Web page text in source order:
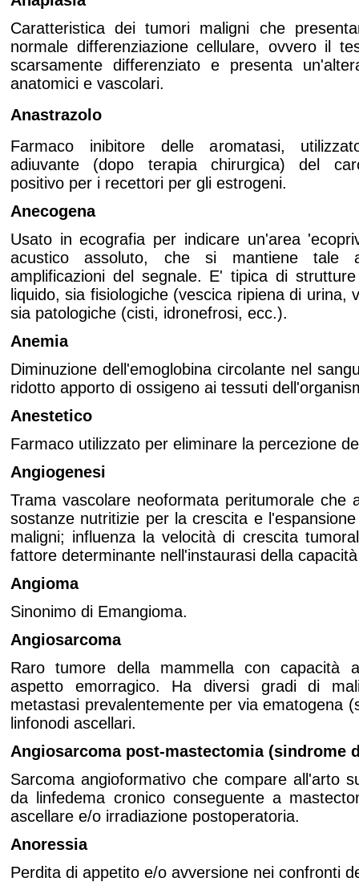
Caratteristica dei tumori maligni che
normale differenziazione cellulare, ovvero il
scarsamente differenziato e presenta
anatomici e vascolari.
Anastrazolo
Farmaco inibitore delle aromatasi,
adiuvante (dopo terapia chirurgica) del
positivo per i recettori per gli estrogeni.
Anecogena
Usato in ecografia per indicare un'area
acustico assoluto, che si mantiene tale
amplificazioni del segnale. E' tipica di
liquido, sia fisiologiche (vescica ripiena di urina,
sia patologiche (cisti, idronefrosi, ecc.).
Anemia
Diminuzione dell'emoglobina circolante nel
ridotto apporto di ossigeno ai tessuti
Anestetico
Farmaco utilizzato per eliminare la percezione
Angiogenesi
Trama vascolare neoformata peritumorale che
sostanze nutritizie per la crescita e
maligni; influenza la velocità di crescita
fattore determinante nell'instaurasi della
Angioma
Sinonimo di Emangioma.
Angiosarcoma
Raro tumore della mammella con capacità
aspetto emorragico. Ha diversi gradi di
metastasi prevalentemente per via ematogena
linfonodi ascellari.
Angiosarcoma post-mastectomia (sindrome
Sarcoma angioformativo che compare all'arto
da linfedema cronico conseguente a
ascellare e/o irradiazione postoperatoria.
Anoressia
Perdita di appetito e/o avversione nei confronti